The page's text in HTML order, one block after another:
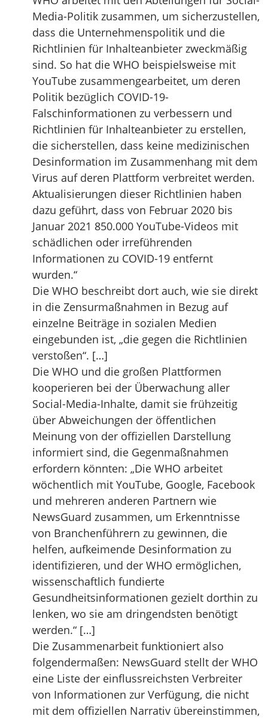
Media-Politik zusammen, um sicherzustellen,
dass die Unternehmenspolitik und die
Richtlinien für Inhalteanbieter zweckmäßig
sind. So hat die WHO beispielsweise mit
YouTube zusammengearbeitet, um deren
Politik bezüglich COVID-19-
Falschinformationen zu verbessern und
Richtlinien für Inhalteanbieter zu erstellen,
die sicherstellen, dass keine medizinischen
Desinformation im Zusammenhang mit dem
Virus auf deren Plattform verbreitet werden.
Aktualisierungen dieser Richtlinien haben
dazu geführt, dass von Februar 2020 bis
Januar 2021 850.000 YouTube-Videos mit
schädlichen oder irreführenden
Informationen zu COVID-19 entfernt
wurden.“
Die WHO beschreibt dort auch, wie sie direkt
in die Zensurmaßnahmen in Bezug auf
einzelne Beiträge in sozialen Medien
eingebunden ist, „die gegen die Richtlinien
verstoßen“. […]
Die WHO und die großen Plattformen
kooperieren bei der Überwachung aller
Social-Media-Inhalte, damit sie frühzeitig
über Abweichungen der öffentlichen
Meinung von der offiziellen Darstellung
informiert sind, die Gegenmaßnahmen
erfordern könnten: „Die WHO arbeitet
wöchentlich mit YouTube, Google, Facebook
und mehreren anderen Partnern wie
NewsGuard zusammen, um Erkenntnisse
von Branchenführern zu gewinnen, die
helfen, aufkeimende Desinformation zu
identifizieren, und der WHO ermöglichen,
wissenschaftlich fundierte
Gesundheitsinformationen gezielt dorthin zu
lenken, wo sie am dringendsten benötigt
werden.“ […]
Die Zusammenarbeit funktioniert also
folgendermaßen: NewsGuard stellt der WHO
eine Liste der einflussreichsten Verbreiter
von Informationen zur Verfügung, die nicht
mit dem offiziellen Narrativ übereinstimmen,